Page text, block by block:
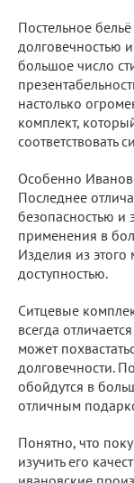
Постельное
долговечностью
большое число
настолько
комплект,
соответствовать
Особенно
Последнее
безопасностью и
применения в
Изделия из этого
доступностью.
Ситцевые
всегда
может
долговечности.
обойдутся в
отличным
Понятно, что
изучить его